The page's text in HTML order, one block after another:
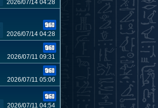
2026/07/14 04:28
2026/07/14 04:28
2026/07/11 09:31
2026/07/11 05:06
2026/07/11 04:54